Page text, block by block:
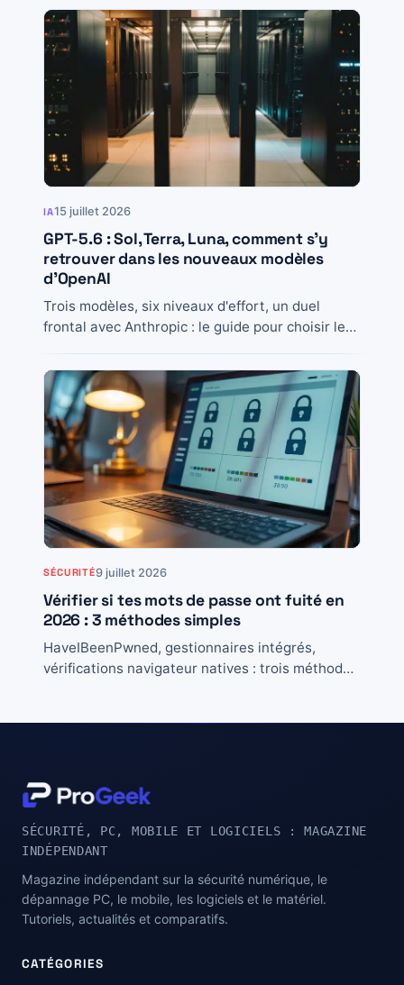
IA15 juillet 2026
GPT-5.6 : Sol, Terra, Luna, comment s’y
retrouver dans les nouveaux modèles
d’OpenAI
Trois modèles, six niveaux d'effort, un duel
frontal avec Anthropic : le guide pour choisir le
SÉCURITÉ9 juillet 2026
Vérifier si tes mots de passe ont fuité en
2026 : 3 méthodes simples
HaveIBeenPwned, gestionnaires intégrés,
vérifications navigateur natives : trois méthodes
SÉCURITÉ, PC, MOBILE ET LOGICIELS : MAGAZINE
INDÉPENDANT
Magazine indépendant sur la sécurité numérique, le
dépannage PC, le mobile, les logiciels et le matériel.
Tutoriels, actualités et comparatifs.
CATÉGORIES